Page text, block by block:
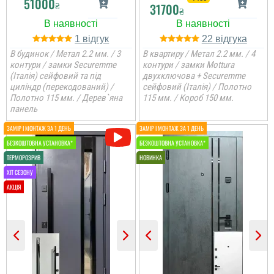
вчано та ціле. Двері ну
просто тов...
Просто шикарне
Руслана
₴
1
В будинок / Метал 2.2 мм. / 3
контури / замки Securemme
(Італія) сейфовий та під
циліндр (перекодований) /
Полотно 115 мм. / Дерев`яна
панель
31700₴
22
В квартиру / Метал 2.2 мм. / 4
контури / замки Mottura
двухключова + Securemme
сейфовий (Італія) / Полотно
115 мм. / Короб 150 мм.